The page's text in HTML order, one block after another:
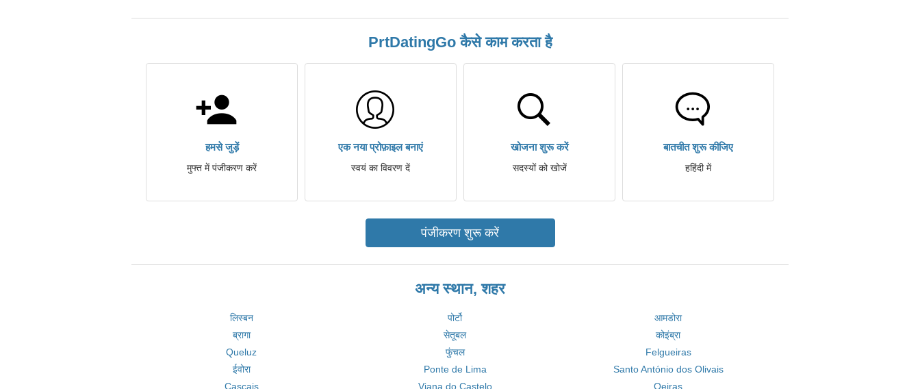
PrtDatingGo कैसे काम करता है
हमसे जुड़ें
मुफ्त में पंजीकरण करें
एक नया प्रोफ़ाइल बनाएं
स्वयं का विवरण दें
खोजना शुरू करें
सदस्यों को खोजें
बातचीत शुरू कीजिए
हहिंदी में
पंजीकरण शुरू करें
अन्य स्थान, शहर
लिस्बन पोर्टो
आमडोरा
ब्रागा
सेतूबल
कोइंब्रा
Queluz
फुंचल
Felgueiras
ईवोरा
Ponte de Lima
Santo António dos Olivais
Cascais
Viana do Castelo Oeiras